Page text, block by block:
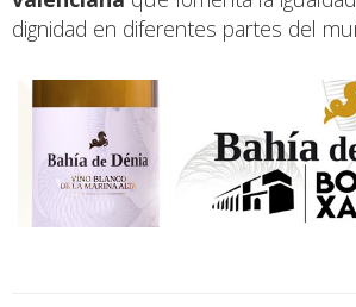
dignidad en diferentes partes del